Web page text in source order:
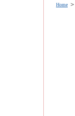
Home ＞